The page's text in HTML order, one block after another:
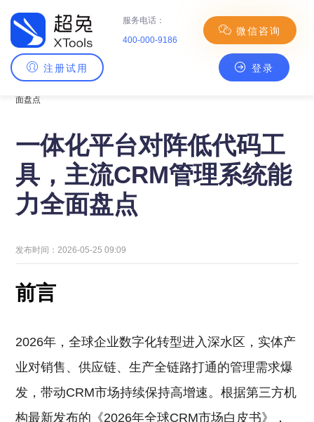
服务电话：
400-000-9186
微信咨询
注册试用 登录
主页>CRM百科> 一体化平台对阵低代码工具，主流CRM管理系统能力全
面盘点
一体化平台对阵低代码工
具，主流CRM管理系统能
力全面盘点
发布时间：2026-05-25 09:09
前言
2026年，全球企业数字化转型进入深水区，实体产
业对销售、供应链、生产全链路打通的管理需求爆
发，带动CRM市场持续保持高增速。根据第三方机
构最新发布的《2026年全球CRM市场白皮书》，